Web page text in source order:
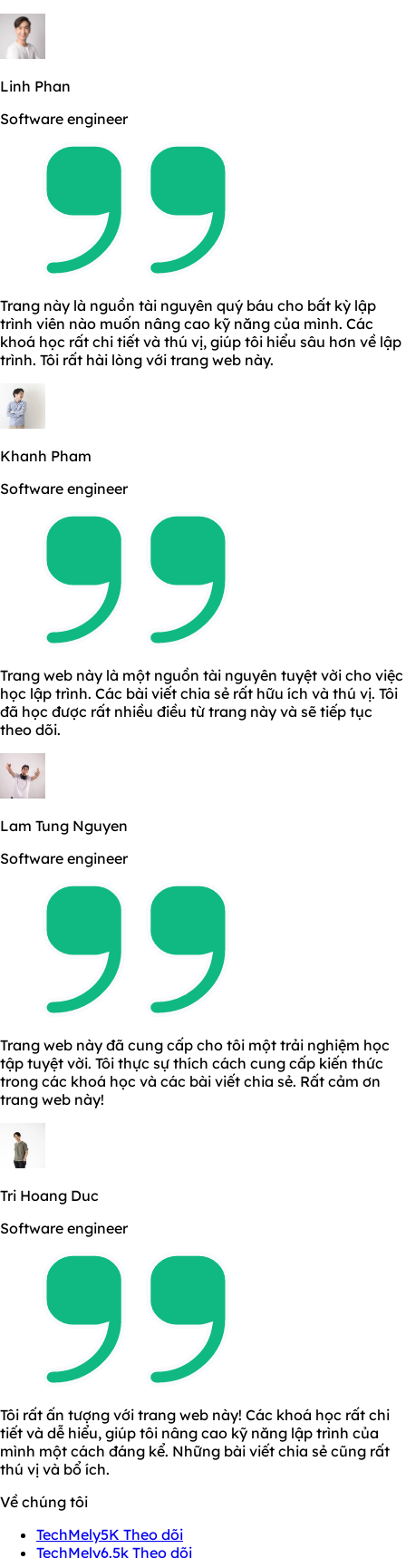
Linh Phan
Software engineer
Trang này là nguồn tài nguyên quý báu cho bất kỳ lập
trình viên nào muốn nâng cao kỹ năng của mình. Các
khoá học rất chi tiết và thú vị, giúp tôi hiểu sâu hơn về lập
trình. Tôi rất hài lòng với trang web này.
Khanh Pham
Software engineer
Trang web này là một nguồn tài nguyên tuyệt vời cho việc
học lập trình. Các bài viết chia sẻ rất hữu ích và thú vị. Tôi
đã học được rất nhiều điều từ trang này và sẽ tiếp tục
theo dõi.
Lam Tung Nguyen
Software engineer
Trang web này đã cung cấp cho tôi một trải nghiệm học
tập tuyệt vời. Tôi thực sự thích cách cung cấp kiến thức
trong các khoá học và các bài viết chia sẻ. Rất cảm ơn
trang web này!
Tri Hoang Duc
Software engineer
Tôi rất ấn tượng với trang web này! Các khoá học rất chi
tiết và dễ hiểu, giúp tôi nâng cao kỹ năng lập trình của
mình một cách đáng kể. Những bài viết chia sẻ cũng rất
thú vị và bổ ích.
Về chúng tôi
TechMely5K Theo dõi
TechMely6.5k Theo dõi